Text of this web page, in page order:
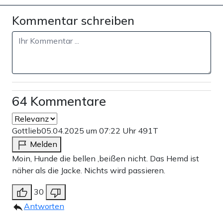
Kommentar schreiben
64 Kommentare
Gottlieb05.04.2025 um 07:22 Uhr 491T
Melden
Moin, Hunde die bellen ,beißen nicht. Das Hemd ist
näher als die Jacke. Nichts wird passieren.
30
Antworten